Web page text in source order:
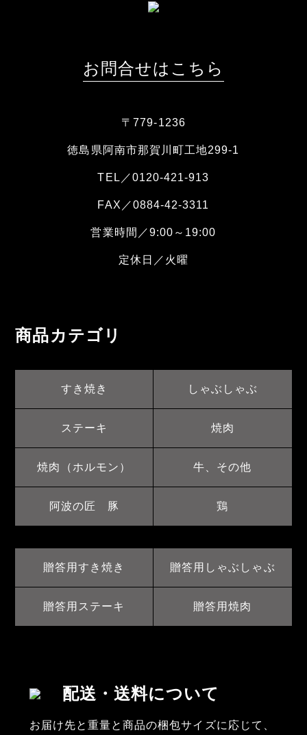
お問合せはこちら
〒779-1236
徳島県阿南市那賀川町工地299-1
TEL／0120-421-913
FAX／0884-42-3311
営業時間／9:00～19:00
定休日／火曜
商品カテゴリ
すき焼き しゃぶしゃぶ
ステーキ 焼肉
焼肉（ホルモン） 牛、その他
阿波の匠 豚 鶏
贈答用すき焼き 贈答用しゃぶしゃぶ
贈答用ステーキ 贈答用焼肉
配送・送料について
お届け先と重量と商品の梱包サイズに応じて、